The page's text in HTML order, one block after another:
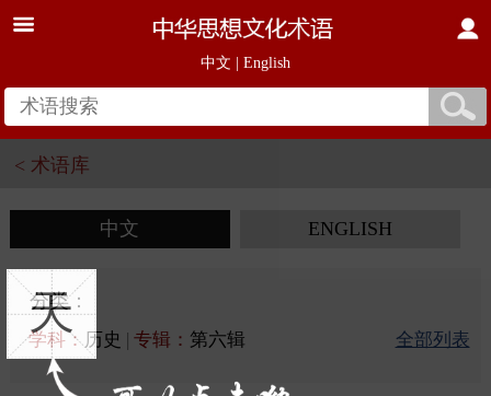
中文 English
天
< 术语库
中文 ENGLISH
分类：
学科：历史 专辑： 第六辑 全部列表